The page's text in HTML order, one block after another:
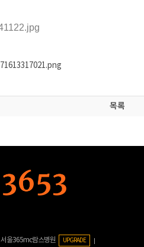
목록
서울365mc람스병원 UPGRADE